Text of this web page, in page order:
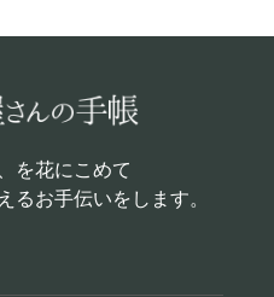
を花にこめて
るお手伝いをします。